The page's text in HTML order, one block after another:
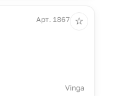
Арт. 18671.30
Vinga
☆